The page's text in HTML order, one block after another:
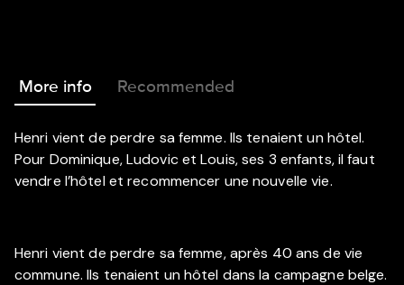
More info Recommended
Henri vient de perdre sa femme. Ils tenaient un hôtel.
Pour Dominique, Ludovic et Louis, ses 3 enfants, il faut
vendre l’hôtel et recommencer une nouvelle vie.
Henri vient de perdre sa femme, après 40 ans de vie
commune. Ils tenaient un hôtel dans la campagne belge.